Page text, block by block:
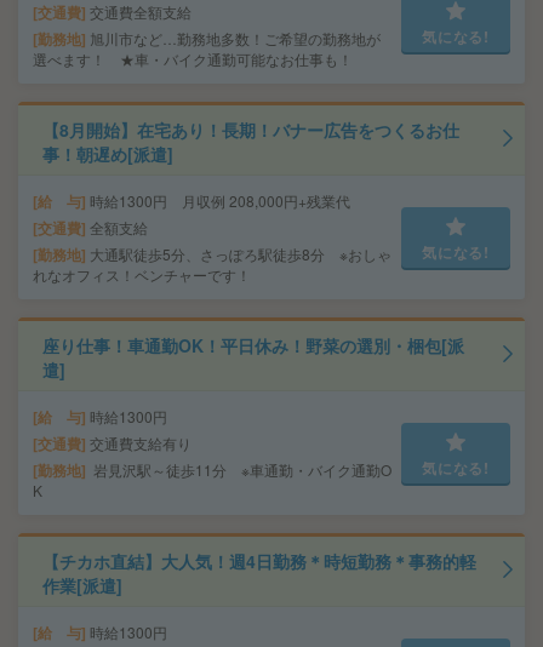
交通費 交通費全額支給
勤務地 旭川市など…勤務地多数！ご希望の勤務地が
選べます！ ★車・バイク通勤可能なお仕事も！
気になる!
【8月開始】在宅あり！長期！バナー広告をつくるお仕
事！朝遅め[派遣]
給 与 時給1300円 月収例 208,000円+残業代
交通費 全額支給
勤務地 大通駅徒歩5分、さっぽろ駅徒歩8分 ※おしゃ
れなオフィス！ベンチャーです！
気になる!
座り仕事！車通勤OK！平日休み！野菜の選別・梱包[派
遣]
給 与 時給1300円
交通費 交通費支給有り
勤務地
岩見沢駅～徒歩11分 ※車通勤・バイク通勤O
K
気になる!
【チカホ直結】大人気！週4日勤務＊時短勤務＊事務的軽
作業[派遣]
給 与 時給1300円